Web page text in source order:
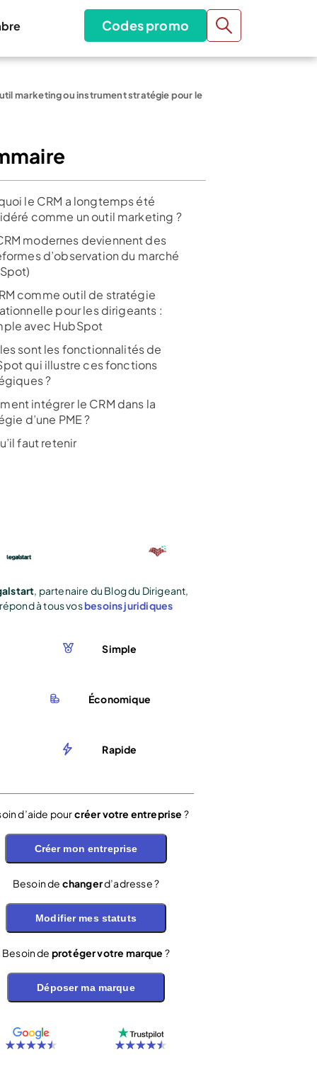
Codes promo
marketing ou instrument stratégie pour le
le CRM a longtemps été
comme un outil marketing ?
modernes deviennent des
d’observation du marché
comme outil de stratégie
pour les dirigeants :
avec HubSpot
sont les fonctionnalités de
qui illustre ces fonctions
?
intégrer le CRM dans la
d’une PME ?
faut retenir
, partenaire du Blog du Dirigeant,
répond à tous vosbesoins juridiques
Simple
Économique
Rapide
d’aide pourcréer votre entreprise ?
Créer mon entreprise
Besoin de changerd’adresse ?
Modifier mes statuts
Besoin de protéger votre marque ?
Déposer ma marque